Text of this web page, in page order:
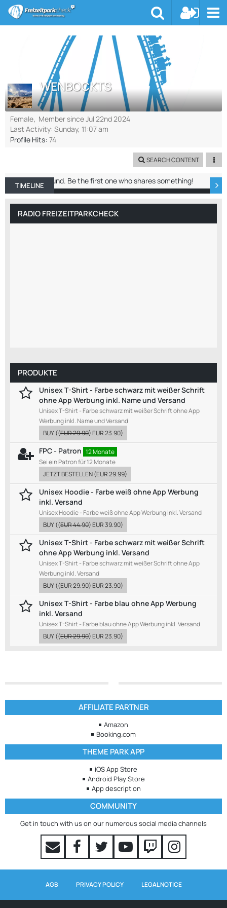
WENBOCKTS
Female Member since Jul 22nd 2024
Last Activity: Sunday, 11:07 am
Profile Hits 74
SEARCH CONTENT
TIMELINE ABOUT ME RECENT ACTIVITY
No entries found. Be the first one who shares something!
RADIO FREIZEITPARKCHECK
PRODUKTE
Unisex T-Shirt - Farbe schwarz mit weißer Schrift
ohne App Werbung inkl. Name und Versand
Unisex T-Shirt - Farbe schwarz mit weißer Schrift ohne App
Werbung inkl. Name und Versand
BUY((EUR 29.90)EUR 23.90)
FPC - Patron 12 Monate
Sei ein Patron für 12 Monate
JETZT BESTELLEN(EUR 29.99)
Unisex Hoodie - Farbe weiß ohne App Werbung
inkl. Versand
Unisex Hoodie - Farbe weiß ohne App Werbung inkl. Versand
BUY((EUR 44.90)EUR 39.90)
Unisex T-Shirt - Farbe schwarz mit weißer Schrift
ohne App Werbung inkl. Versand
Unisex T-Shirt - Farbe schwarz mit weißer Schrift ohne App
Werbung inkl. Versand
BUY((EUR 29.90)EUR 23.90)
Unisex T-Shirt - Farbe blau ohne App Werbung
inkl. Versand
Unisex T-Shirt - Farbe blau ohne App Werbung inkl. Versand
BUY((EUR 29.90)EUR 23.90)
AFFILIATE PARTNER
Amazon
Booking.com
THEME PARK APP
iOS App Store
Android Play Store
App description
COMMUNITY
Get in touch with us on our numerous social media channels
AGB PRIVACY POLICY LEGAL NOTICE